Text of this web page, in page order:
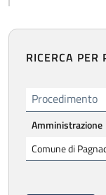
RICERCA PER
Procedimento
Amministrazione